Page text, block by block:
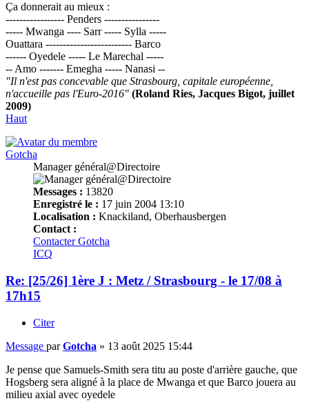
Ça donnerait au mieux :
----------------- Penders ----------------
----- Mwanga ---- Sarr ----- Sylla -----
Ouattara ------------------------- Barco
------ Oyedele ----- Le Marechal -----
-- Amo ------- Emegha ----- Nanasi --
"Il n'est pas concevable que Strasbourg, capitale européenne,
n'accueille pas l'Euro-2016" (Roland Ries, Jacques Bigot, juillet
2009)
Haut
Gotcha
Manager général@Directoire
Messages : 13820
Enregistré le : 17 juin 2004 13:10
Localisation : Knackiland, Oberhausbergen
Contact :
Contacter Gotcha
ICQ
Re: [25/26] 1ère J : Metz / Strasbourg - le 17/08 à
17h15
Citer
Message parGotcha » 13 août 2025 15:44
Je pense que Samuels-Smith sera titu au poste d'arrière gauche, que
Hogsberg sera aligné à la place de Mwanga et que Barco jouera au
milieu axial avec oyedele